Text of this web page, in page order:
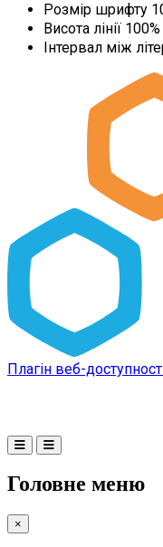
Розмір шрифту
Висота лінії 100%
Інтервал між
Плагін веб-
Головне меню
×